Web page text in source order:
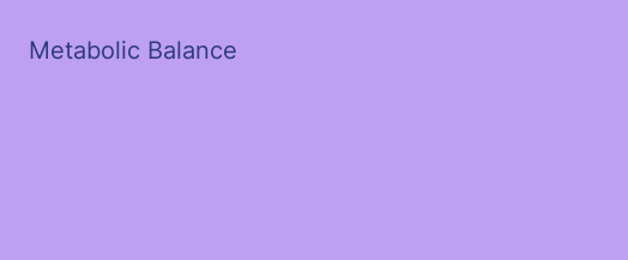
Metabolic Balance